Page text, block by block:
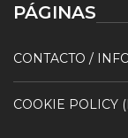
PÁGINAS
CONTACTO /
COOKIE POLICY